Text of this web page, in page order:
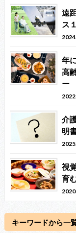
遠
ス
年
高
ー
介
明
視
育
キーワードから一